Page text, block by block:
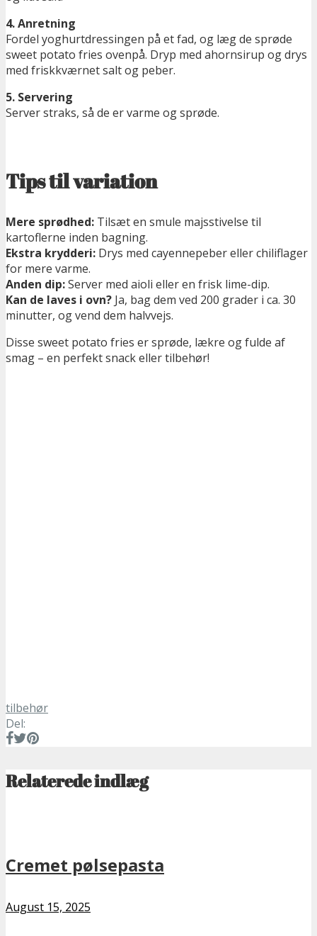
4. Anretning
Fordel yoghurtdressingen på et fad, og læg de sprøde
sweet potato fries ovenpå. Dryp med ahornsirup og drys
med friskkværnet salt og peber.
5. Servering
Server straks, så de er varme og sprøde.
Tips til variation
Mere sprødhed: Tilsæt en smule majsstivelse til
kartoflerne inden bagning.
Ekstra krydderi: Drys med cayennepeber eller chiliflager
for mere varme.
Anden dip:Server med aioli eller en frisk lime-dip.
Kan de laves i ovn? Ja, bag dem ved 200 grader i ca. 30
minutter, og vend dem halvvejs.
Disse sweet potato fries er sprøde, lækre og fulde af
smag – en perfekt snack eller tilbehør!
tilbehør
Del:
Relaterede indlæg
Cremet pølsepasta
August 15, 2025